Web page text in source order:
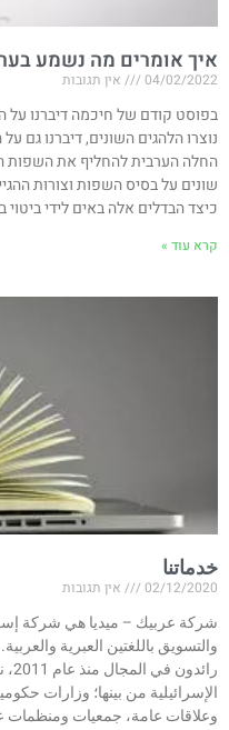
איך אומרים מה נשמע
04/02/2022 אין תגובות
בפוסט קודם של חיכמה דיברנו על
נוצרו הלהגים השונים, דיברנו
החלה הערבית להחליף את השפות
שונים על בסיס השפות וצורות
כיצד הבדלים אלה באים לידי
קרא עוד »
خدماتنا
02/12/2020 אין תגובות
شركة عربيك – ميديا هي شركة
والتسويق باللغتين العبرية والعربية.
الإسرائيلية من بينها؛ وزارات
وعلاقات عامة، جمعيات ومنظمات